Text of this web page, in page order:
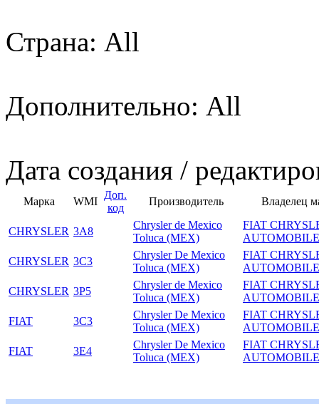
Страна: All
Дополнительно: All
Дата создания /
Марка WMI
Доп.
код
Производитель Владелец
CHRYSLER 3A8
Chrysler de Mexico
Toluca (MEX)
FIAT
CHRYSLER 3C3
Chrysler De Mexico
Toluca (MEX)
FIAT
CHRYSLER 3P5
Chrysler de Mexico
Toluca (MEX)
FIAT
FIAT
3C3
Chrysler De Mexico
Toluca (MEX)
FIAT
FIAT
3E4
Chrysler De Mexico
Toluca (MEX)
FIAT